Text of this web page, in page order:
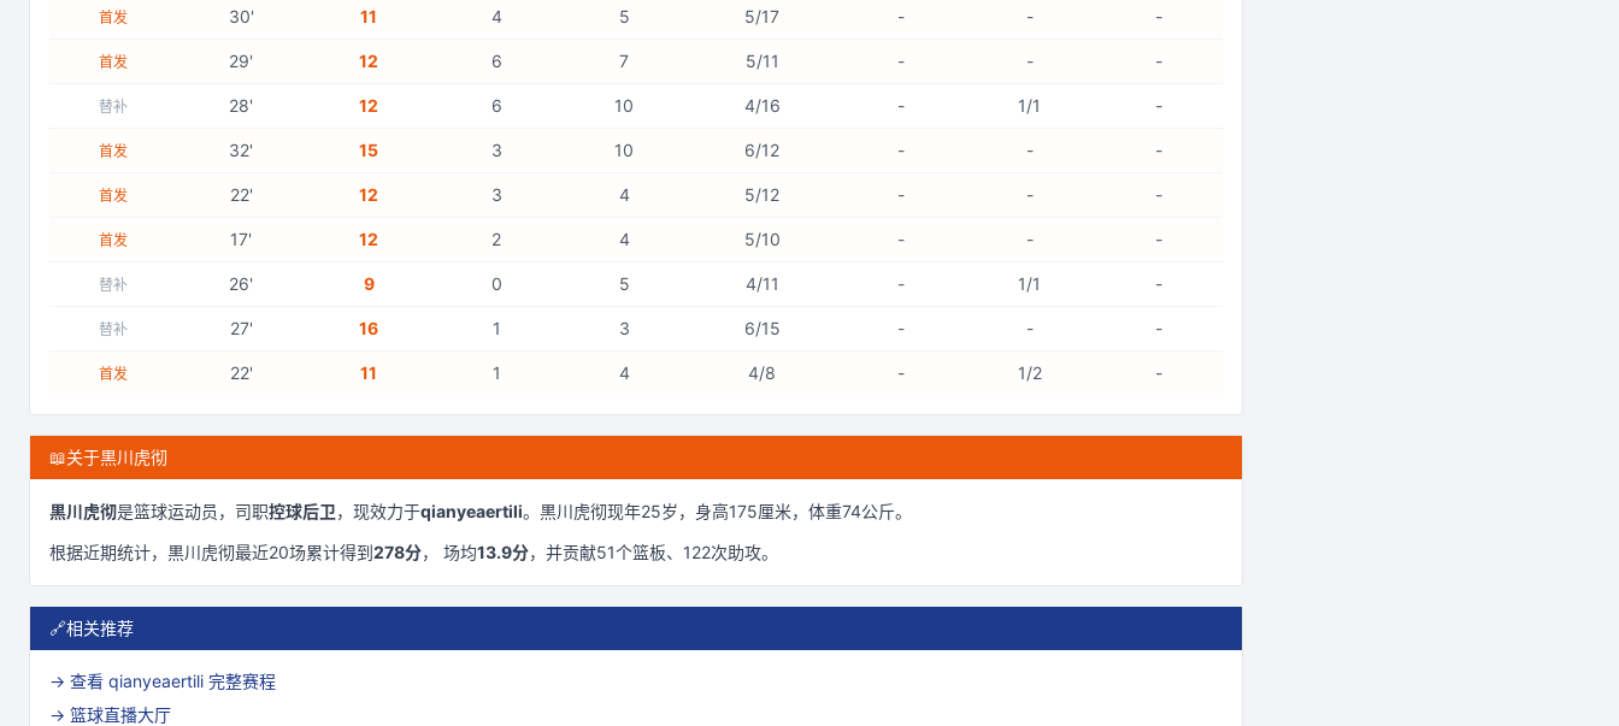
首发 30' 11 4 5 5/17 - - -
首发 29' 12 6 7 5/11 - - -
替补 28' 12 6 10 4/16 - 1/1 -
首发 32' 15 3 10 6/12 - - -
首发 22' 12 3 4 5/12 - - -
首发 17' 12 2 4 5/10 - - -
替补 26' 9 0 5 4/11 - 1/1 -
替补 27' 16 1 3 6/15 - - -
首发 22' 11 1 4 4/8 - 1/2 -
📖关于黒川虎彻
黒川虎彻是篮球运动员，司职控球后卫，现效力于qianyeaertili。 黒川虎彻现年25岁，身高175厘米，体重74公斤。
根据近期统计， 黒川虎彻最近20场累计得到278分， 场均13.9分，并贡献51个篮板、 122次助攻。
🔗相关推荐
→ 查看 qianyeaertili 完整赛程
→ 篮球直播大厅